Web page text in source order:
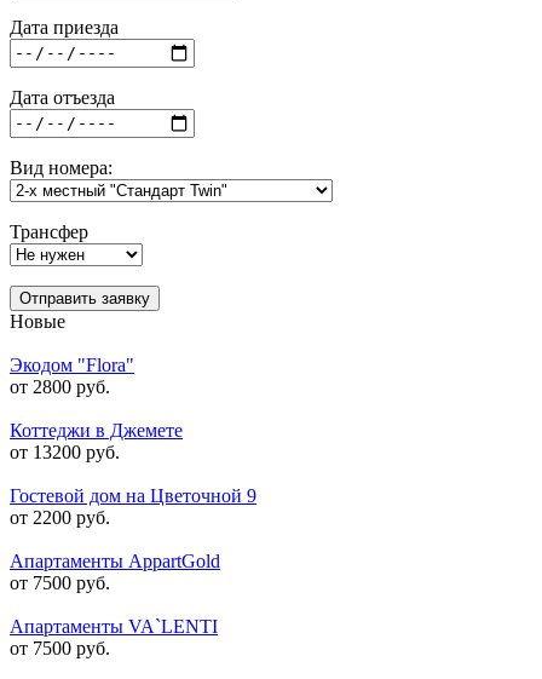
Дата приезда
Дата отъезда
Вид номера:
Трансфер
Отправить заявку
Новые
Экодом "Flora"
от 2800 руб.
Коттеджи в Джемете
от 13200 руб.
Гостевой дом на Цветочной 9
от 2200 руб.
Апартаменты AppartGold
от 7500 руб.
Апартаменты VA`LENTI
от 7500 руб.